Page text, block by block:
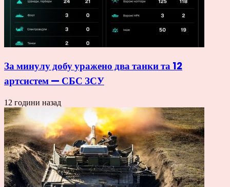
За минулу добу уражено два танки та 12
артсистем — СБС ЗСУ
12 години назад